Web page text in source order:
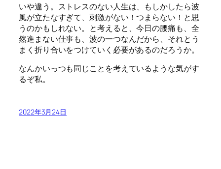
いや違う。ストレスのない人生は、もしかしたら波
風が立たなすぎて、刺激がない！つまらない！と思
うのかもしれない。と考えると、今日の腰痛も、全
然進まない仕事も、波の一つなんだから、それとう
まく折り合いをつけていく必要があるのだろうか。
なんかいっつも同じことを考えているような気がす
るぞ私。
2022年3月24日